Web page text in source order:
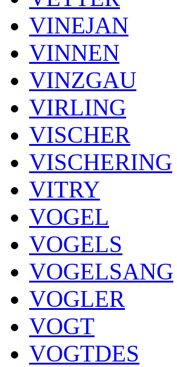
VINEJAN
VINNEN
VINZGAU
VIRLING
VISCHER
VISCHERING
VITRY
VOGEL
VOGELS
VOGELSANG
VOGLER
VOGT
VOGTDES